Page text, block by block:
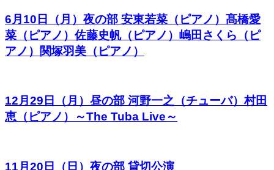
6月10日（月）夜の部 安東若菜（ピアノ）髙橋愛
菜（ピアノ）佐藤史帆（ピアノ）嶋田さくら（ピ
アノ）関塚羽美（ピアノ）
12月29日（月）昼の部 河野一之（チューバ）村田
恵（ピアノ）～The Tuba Live～
11月20日（日）夜の部 貸切公演